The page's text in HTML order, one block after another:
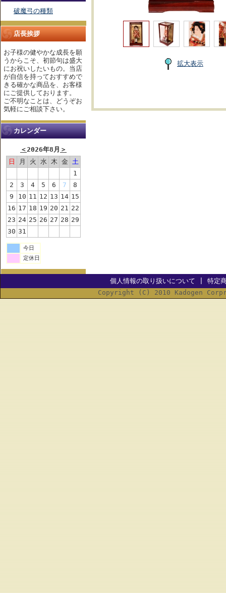
破魔弓の種類
店長挨拶
お子様の健やかな成長を願
うからこそ、初節句は盛大
にお祝いしたいもの。当店
が自信を持っておすすめで
きる確かな商品を、お客様
にご提供しております。
ご不明なことは、どうぞお
気軽にご相談下さい。
カレンダー
＜2026年8月 ＞
日
月 火 水 木 金 土
1
2
3 4 5 6 7
8
9
10 11 12 13 14 15
16 17 18 19 20 21 22
23 24 25 26 27 28 29
30 31
今日
定休日
拡大表示
個人情報の取り扱いについて
特定
Copyright (C) 2010 Kadogen